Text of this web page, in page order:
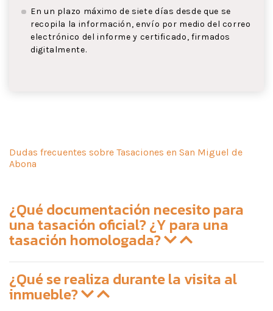
En un plazo máximo de siete días desde que se
recopila la información, envío por medio del correo
electrónico del informe y certificado, firmados
digitalmente.
Dudas frecuentes sobre Tasaciones en San Miguel de
Abona
¿Qué documentación necesito para
una tasación oficial? ¿Y para una
tasación homologada?
¿Qué se realiza durante la visita al
inmueble?